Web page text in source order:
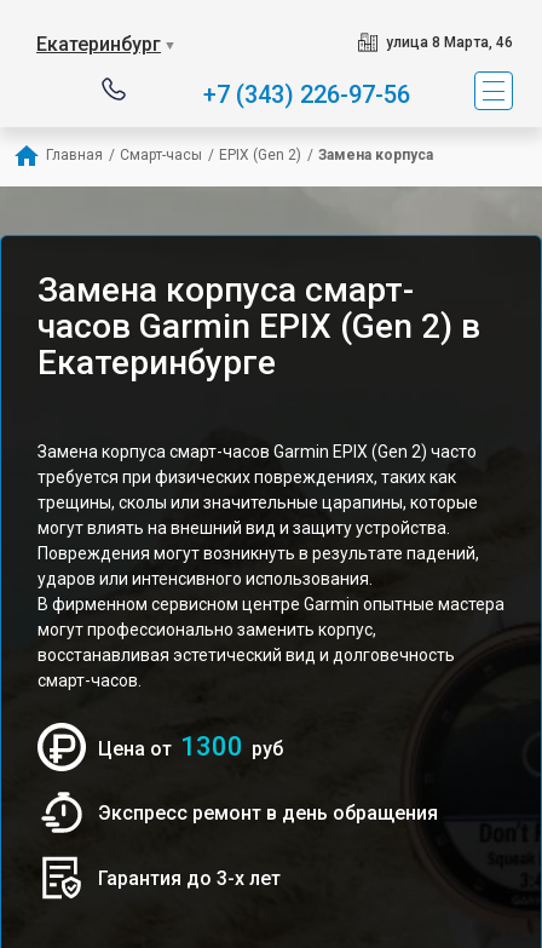
Екатеринбург ▼ улица 8 Марта, 46
+7 (343) 226-97-56
Главная / Смарт-часы / EPIX (Gen 2) / Замена корпуса
Замена корпуса смарт-
часов Garmin EPIX (Gen 2) в
Екатеринбурге
Замена корпуса смарт-часов Garmin EPIX (Gen 2) часто
требуется при физических повреждениях, таких как
трещины, сколы или значительные царапины, которые
могут влиять на внешний вид и защиту устройства.
Повреждения могут возникнуть в результате падений,
ударов или интенсивного использования.
В фирменном сервисном центре Garmin опытные мастера
могут профессионально заменить корпус,
восстанавливая эстетический вид и долговечность
смарт-часов.
Цена от 1300 руб
Экспресс ремонт в день обращения
Гарантия до 3-х лет